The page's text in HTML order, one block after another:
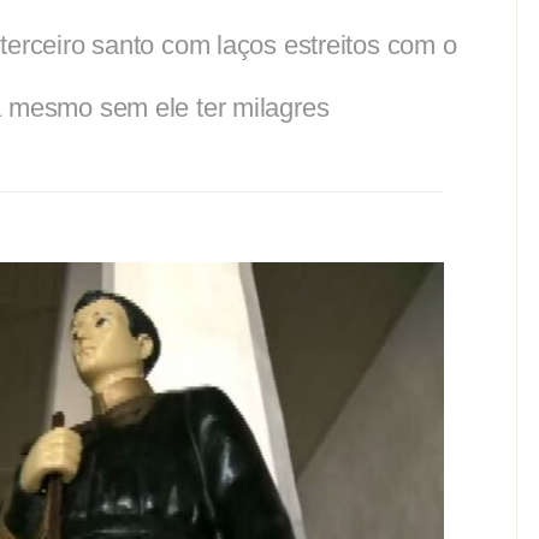
santo com laços estreitos com o
sem ele ter milagres